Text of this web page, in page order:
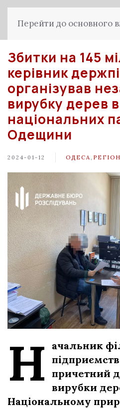
Перейти до основного
Збитки на 145
керівник
організував
вирубку дерев
національних
Одещини
2024-01-12 ОДЕСА
Н
ачальник
причетний
вирубки
Національному